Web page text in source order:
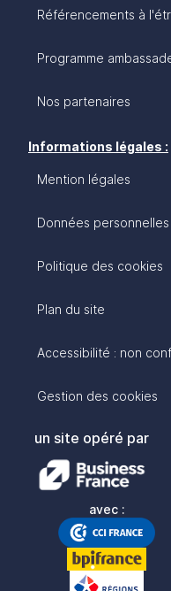
Référencements à
Programme
Nos partenaires
Informations légales :
Mention légales
Données personnelles
Politique des cookies
Plan du site
Accessibilité : non
Gestion des cookies
un site opéré par
avec :